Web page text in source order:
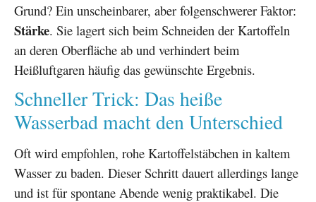
Grund? Ein unscheinbarer, aber folgenschwerer Faktor:
Stärke. Sie lagert sich beim Schneiden der Kartoffeln
an deren Oberfläche ab und verhindert beim
Heißluftgaren häufig das gewünschte Ergebnis.
Schneller Trick: Das heiße
Wasserbad macht den Unterschied
Oft wird empfohlen, rohe Kartoffelstäbchen in kaltem
Wasser zu baden. Dieser Schritt dauert allerdings lange
und ist für spontane Abende wenig praktikabel. Die